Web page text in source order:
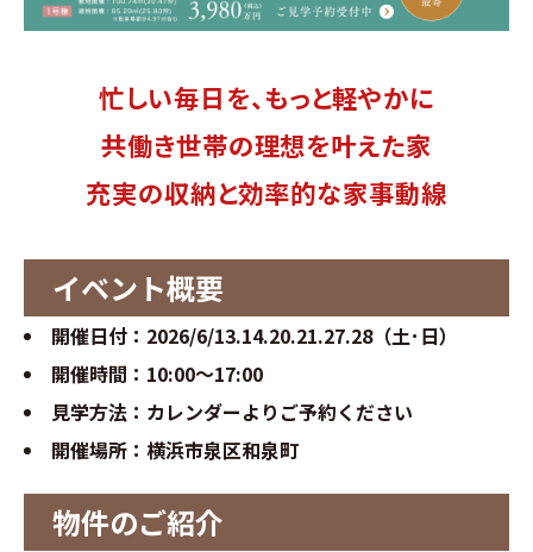
∟規格型・高性能住宅『Waffle』
宿泊型モデルハウス
∟宿泊体験予約
∟ご宿泊体験者フォト
分譲情報
∟土地分譲
忙しい毎日を、もっと軽やかに
共働き世帯の理想を叶えた家
充実の収納と効率的な家事動線
イベント概要
開催日付： 2026/6/13.14.20.21.27.28（土･日）
開催時間：10:00～17:00
見学方法：カレンダーよりご予約ください
開催場所：横浜市泉区和泉町
物件のご紹介